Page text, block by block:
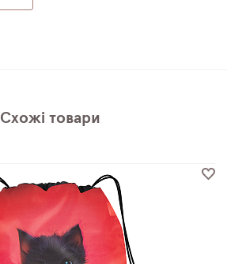
Схожі товари